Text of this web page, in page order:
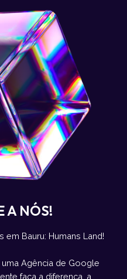
A NÓS!
Bauru: Humans Land!
Agência de Google
faça a diferença, a